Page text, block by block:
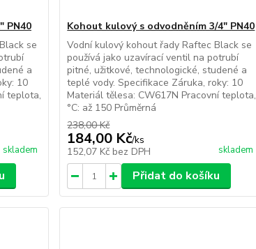
PN40
se
a
10
teplota,
skladem
Kohout kulový s odvodněním 3/4" PN40
Vodní kulový kohout řady Raftec Black se
používá jako uzavírací ventil na potrubí
pitné, užitkové, technologické, studené a
teplé vody. Specifikace Záruka, roky: 10
Materiál tělesa: CW617N Pracovní teplota,
°C: až 150 Průměrná
238,00 Kč
184,00 Kč/ks
152,07 Kč bez DPH skladem
Přidat do košíku